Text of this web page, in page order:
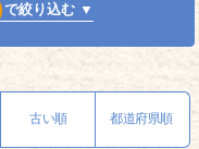
で絞り込む ▼
古い順 都道府県順